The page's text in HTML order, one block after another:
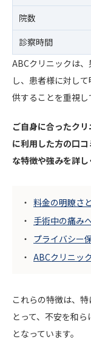
院数
診察時間
ABCクリニックは
し、患者様に対し
供することを重視し
ご自身に合ったク
に利用した方の口
な特徴や強みを詳し
料金の明瞭さ
手術中の痛み
プライバシー
ABCクリニッ
これらの特徴は、
とって、不安を和
となっています。